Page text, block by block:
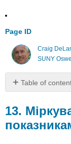
Page ID
Craig
SUNY
Table of
Міркування
з
кількісними
13.